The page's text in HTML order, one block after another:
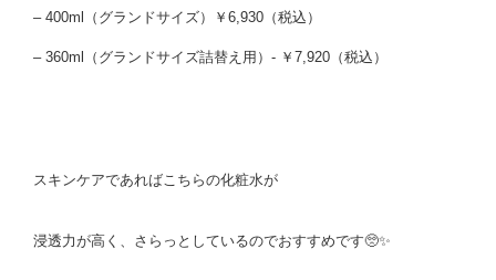
– 400ml（グランドサイズ）￥6,930（税込）
– 360ml（グランドサイズ詰替え用）- ￥7,920（税込）
スキンケアであればこちらの化粧水が
浸透力が高く、さらっとしているのでおすすめです🥺✨